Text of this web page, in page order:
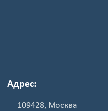
Адрес:
109428, Москва